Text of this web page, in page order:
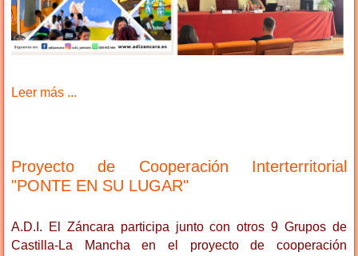
Leer más ...
Proyecto de Cooperación Interterritorial
"PONTE EN SU LUGAR"
A.D.I. El Záncara participa junto con otros 9 Grupos de
Castilla-La Mancha en el proyecto de cooperación